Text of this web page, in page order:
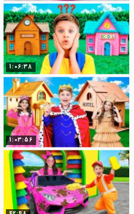
1:06:38
1:03:56